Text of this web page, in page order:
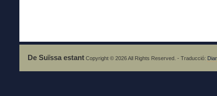
De Suïssa estant Copyright © 2026 All Rights Reserved. - Traducció: